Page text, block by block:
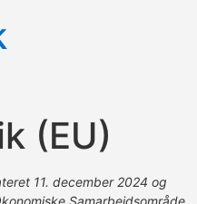
(EU)
11. december 2024 og